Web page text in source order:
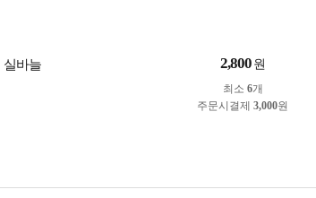
실바늘 2,800 원
최소 6개
주문시결제 3,000원